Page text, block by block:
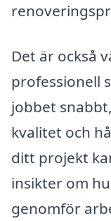
Det är också
professionell
jobbet
kvalitet och
ditt projekt
insikter om
genomför